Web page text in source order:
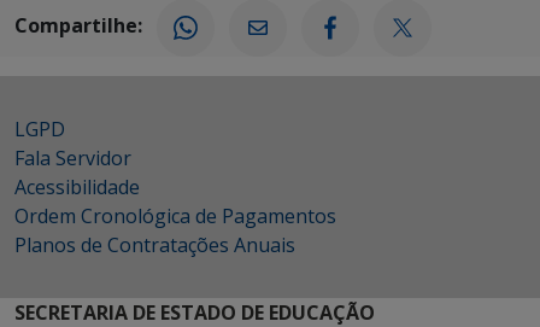
Compartilhe:
LGPD
Fala Servidor
Acessibilidade
Ordem Cronológica de Pagamentos
Planos de Contratações Anuais
SECRETARIA DE ESTADO DE EDUCAÇÃO